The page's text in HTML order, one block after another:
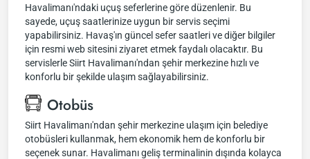
Havalimanı'ndaki uçuş seferlerine göre düzenlenir. Bu
sayede, uçuş saatlerinize uygun bir servis seçimi
yapabilirsiniz. Havaş'ın güncel sefer saatleri ve diğer bilgiler
için resmi web sitesini ziyaret etmek faydalı olacaktır. Bu
servislerle Siirt Havalimanı'ndan şehir merkezine hızlı ve
konforlu bir şekilde ulaşım sağlayabilirsiniz.
Otobüs
Siirt Havalimanı'ndan şehir merkezine ulaşım için belediye
otobüsleri kullanmak, hem ekonomik hem de konforlu bir
seçenek sunar. Havalimanı geliş terminalinin dışında kolayca